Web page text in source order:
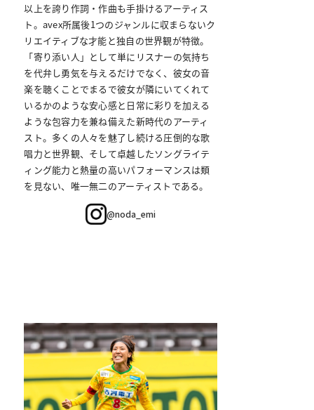
以上を誇り作詞・作曲も手掛けるアーティス
ト。avex所属後1つのジャンルに収まらないク
リエイティブな才能と独自の世界観が特徴。
「寄り添い人」として単にリスナーの気持ち
を代弁し勇気を与えるだけでなく、彼女の音
楽を聴くことでまるで彼女が隣にいてくれて
いるかのような安心感と日常に彩りを加える
ような包容力を兼ね備えた新時代のアーティ
スト。多くの人々を魅了し続ける圧倒的な歌
唱力と世界観、そして卓越したソングライテ
ィング能力と熱量の高いパフォーマンスは類
を見ない、唯一無二のアーティストである。
@noda_emi